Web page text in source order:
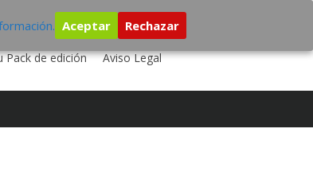
ESTUDIO DE GRABACIÓN
Pack de edición
Aviso Legal
Aceptar Rechazar